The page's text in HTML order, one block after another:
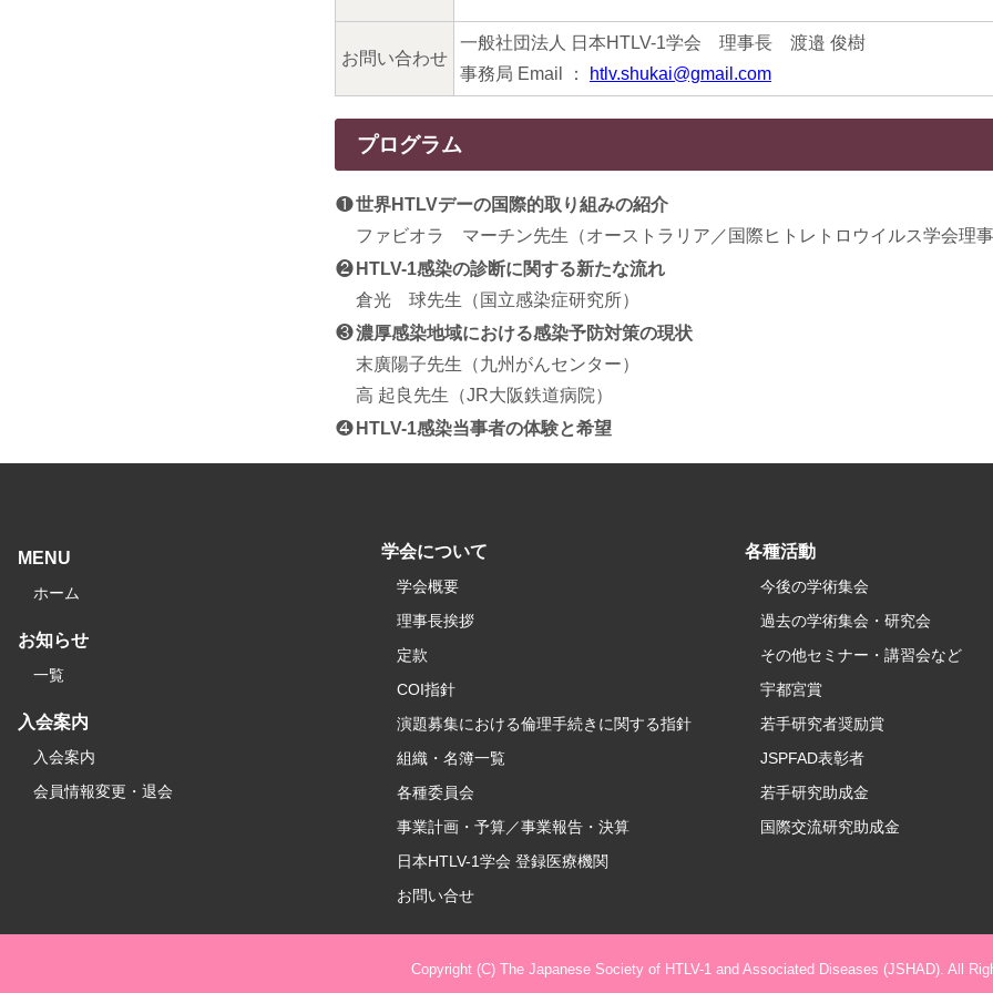
お問い合わせ
一般社団法人 日本HTLV-1学会 理事長 渡邉 俊樹
事務局 Email ：
htlv.shukai@gmail.com
プログラム
❶世界HTLVデーの国際的取り組みの紹介
ファビオラ マーチン先生（オーストラリア／国際ヒトレトロウイルス学会理
❷ HTLV-1感染の診断に関する新たな流れ
倉光 球先生（国立感染症研究所）
❸濃厚感染地域における感染予防対策の現状
末廣陽子先生（九州がんセンター）
高 起良先生（JR大阪鉄道病院）
❹ HTLV-1感染当事者の体験と希望
MENU
ホーム
お知らせ
一覧
入会案内
入会案内
会員情報変更・退会
学会について
学会概要
理事長挨拶
定款
COI指針
演題募集における倫理手続きに関する指針
組織・名簿一覧
各種委員会
事業計画・予算／事業報告・決算
日本HTLV-1学会 登録医療機関
お問い合せ
各種活動
今後の学術集会
過去の学術集会・研究会
その他セミナー・講習会など
宇都宮賞
若手研究者奨励賞
JSPFAD表彰者
若手研究助成金
国際交流研究助成金
Copyright (C) The Japanese Society of HTLV-1 and Associated Diseases (JSHAD). All